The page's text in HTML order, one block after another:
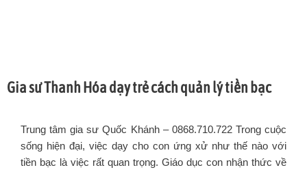
Gia sư Thanh Hóa dạy trẻ cách quản lý tiền bạc
Trung tâm gia sư Quốc Khánh – 0868.710.722 Trong cuộc
sống hiện đại, việc dạy cho con ứng xử như thế nào với
tiền bạc là việc rất quan trọng. Giáo dục con nhận thức về